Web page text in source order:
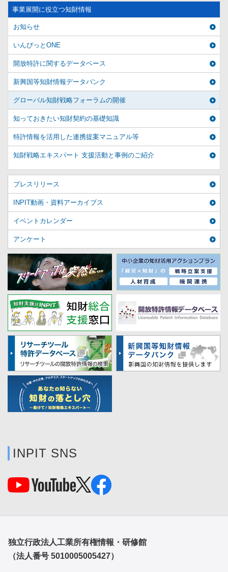
事業展開に役立つ知財情報
お知らせ
いんぴっとONE
開放特許に関するデータベース
新興国等知財情報データバンク
グローバル知財戦略フォーラムの開催
知っておきたい知財契約の基礎知識
特許情報を活用した連携提案マニュアル等
知財戦略エキスパート 支援活動と事例のご紹介
プレスリリース
INPIT動画・資料アーカイブス
イベントカレンダー
アンケート
INPIT SNS
独立行政法人工業所有権情報・研修館
（法人番号 5010005005427）